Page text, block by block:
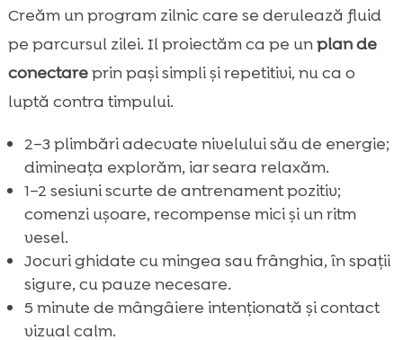
Creăm un program zilnic care se derulează fluid
pe parcursul zilei. Il proiectăm ca pe unplan de
conectareprin pași simpli și repetitivi, nu ca o
luptă contra timpului.
2–3 plimbări adecvate nivelului său de energie;
dimineața explorăm, iar seara relaxăm.
1–2 sesiuni scurte de antrenament pozitiv;
comenzi ușoare, recompense mici și un ritm
vesel.
Jocuri ghidate cu mingea sau frânghia, în spații
sigure, cu pauze necesare.
5 minute de mângâiere intenționată și contact
vizual calm.